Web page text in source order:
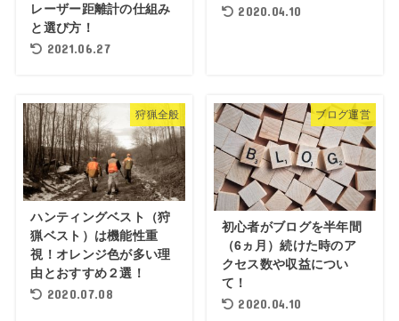
レーザー距離計の仕組み
と選び方！
2021.06.27
2020.04.10
狩猟全般
ハンティングベスト（狩
猟ベスト）は機能性重
視！オレンジ色が多い理
由とおすすめ２選！
2020.07.08
ブログ運営
初心者がブログを半年間
（6ヵ月）続けた時のア
クセス数や収益につい
て！
2020.04.10